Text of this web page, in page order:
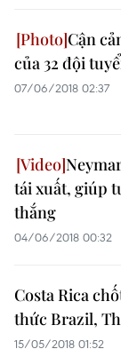
Cận
của 32 đội
07/06/2018 02:37
tái xuất, giúp
thắng
04/06/2018 00:32
Costa Rica
thức Brazil,
15/05/2018 01:52